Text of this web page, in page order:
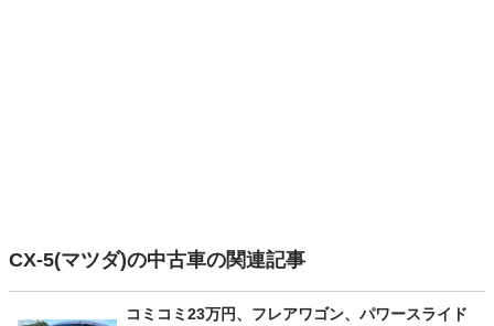
CX-5(マツダ)の中古車の関連記事
コミコミ23万円、フレアワゴン、パワースライド